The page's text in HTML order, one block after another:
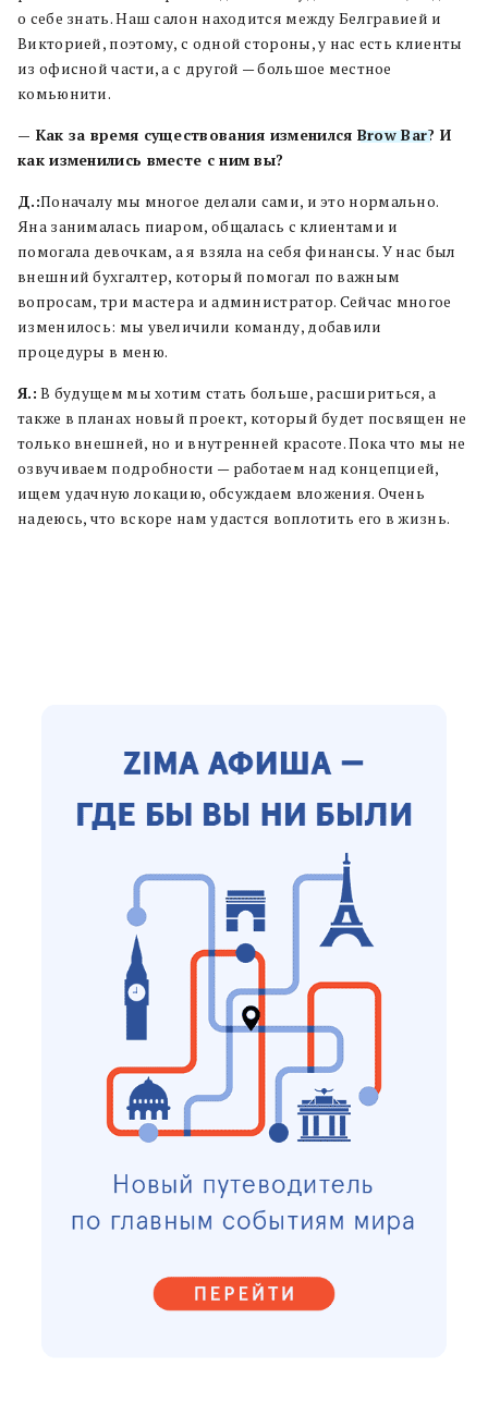
о себе знать. Наш салон находится между Белгравией и
Викторией, поэтому, с одной стороны, у нас есть клиенты
из офисной части, а с другой — большое местное
комьюнити.
— Как за время существования изменился Brow Bar? И
как изменились вместе с ним вы?
Д.:Поначалу мы многое делали сами, и это нормально.
Яна занималась пиаром, общалась с клиентами и
помогала девочкам, а я взяла на себя финансы. У нас был
внешний бухгалтер, который помогал по важным
вопросам, три мастера и администратор. Сейчас многое
изменилось: мы увеличили команду, добавили
процедуры в меню.
Я.: В будущем мы хотим стать больше, расшириться, а
также в планах новый проект, который будет посвящен не
только внешней, но и внутренней красоте. Пока что мы не
озвучиваем подробности — работаем над концепцией,
ищем удачную локацию, обсуждаем вложения. Очень
надеюсь, что вскоре нам удастся воплотить его в жизнь.